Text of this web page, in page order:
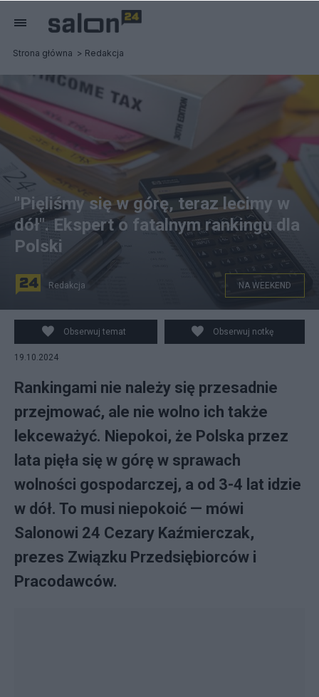
Strona główna Redakcja
Skomplikowanie przepisow jest kluczowy probllemem
w Polsce Fot. Pixabay
"Pięliśmy się w górę, teraz lecimy w
dół". Ekspert o fatalnym rankingu dla
Polski
Redakcja NA WEEKEND
Obserwuj temat Obserwuj notkę
19.10.2024
Rankingami nie należy się przesadnie
przejmować, ale nie wolno ich także
lekceważyć. Niepokoi, że Polska przez
lata pięła się w górę w sprawach
wolności gospodarczej, a od 3-4 lat idzie
w dół. To musi niepokoić — mówi
Salonowi 24 Cezary Kaźmierczak,
prezes Związku Przedsiębiorców i
Pracodawców.